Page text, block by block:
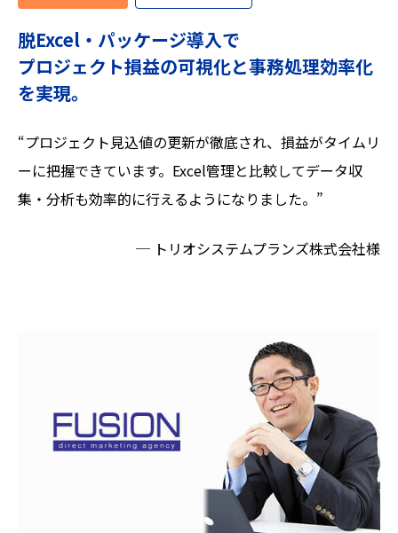
脱Excel・パッケージ導入で
プロジェクト損益の可視化と事務処理効率化
を実現。
“プロジェクト見込値の更新が徹底され、損益がタイムリ
ーに把握できています。Excel管理と比較してデータ収
集・分析も効率的に行えるようになりました。”
─ トリオシステムプランズ株式会社様